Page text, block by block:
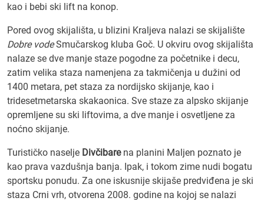
kao i bebi ski lift na konop.
Pored ovog skijališta, u blizini Kraljeva nalazi se skijalište
Dobre vodeSmučarskog kluba Goč. U okviru ovog skijališta
nalaze se dve manje staze pogodne za početnike i decu,
zatim velika staza namenjena za takmičenja u dužini od
1400 metara, pet staza za nordijsko skijanje, kao i
tridesetmetarska skakaonica. Sve staze za alpsko skijanje
opremljene su ski liftovima, a dve manje i osvetljene za
noćno skijanje.
Turističko naselje Divčibarena planini Maljen poznato je
kao prava vazdušnja banja. Ipak, i tokom zime nudi bogatu
sportsku ponudu. Za one iskusnije skijaše predviđena je ski
staza Crni vrh, otvorena 2008. godine na kojoj se nalazi